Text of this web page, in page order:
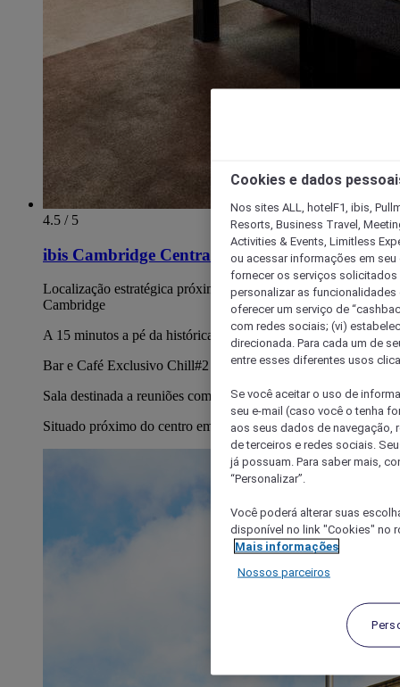
4.5 / 5
ibis Cambridge Central Station
Localização estratégica próxima da estação de comboios de
Cambridge
A 15 minutos a pé da histórica cidade de Cambridge.
Bar e Café Exclusivo Chill#2 Artisan no local
Sala destinada a reuniões com capacidade para 12 pessoas
Situado próximo do centro empresarial CB1
Cookies e dados
Nos sites ALL, hotelF1, ibis,
Resorts, Business Travel,
Activities & Events, Limitless
ou acessar informações em
fornecer os serviços solicitados
personalizar as
oferecer um serviço de
com redes sociais; (vi)
direcionada. Para cada um de
entre esses diferentes usos
Se você aceitar o uso de
seu e-mail (caso você o tenha
aos seus dados de navegação,
de terceiros e redes sociais.
já possuam. Para saber mais,
“Personalizar”.
Você poderá alterar suas
disponível no link "Cookies" no
Mais informações
Nossos parceiros